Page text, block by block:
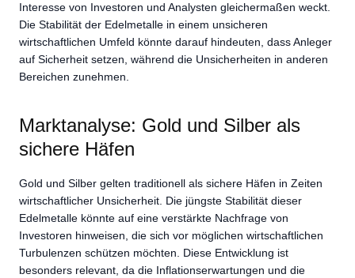
Interesse von Investoren und Analysten gleichermaßen weckt.
Die Stabilität der Edelmetalle in einem unsicheren
wirtschaftlichen Umfeld könnte darauf hindeuten, dass Anleger
auf Sicherheit setzen, während die Unsicherheiten in anderen
Bereichen zunehmen.
Marktanalyse: Gold und Silber als
sichere Häfen
Gold und Silber gelten traditionell als sichere Häfen in Zeiten
wirtschaftlicher Unsicherheit. Die jüngste Stabilität dieser
Edelmetalle könnte auf eine verstärkte Nachfrage von
Investoren hinweisen, die sich vor möglichen wirtschaftlichen
Turbulenzen schützen möchten. Diese Entwicklung ist
besonders relevant, da die Inflationserwartungen und die